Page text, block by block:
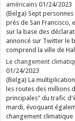
américains 01/24/2023
(Belga) Sept
près de San Francisco,
sur la base des
annoncé sur Twitter le
comprend la ville de
Le changement
01/24/2023
(Belga) La
les routes des millions
principales" du trafic
mardi, évoquant
changement